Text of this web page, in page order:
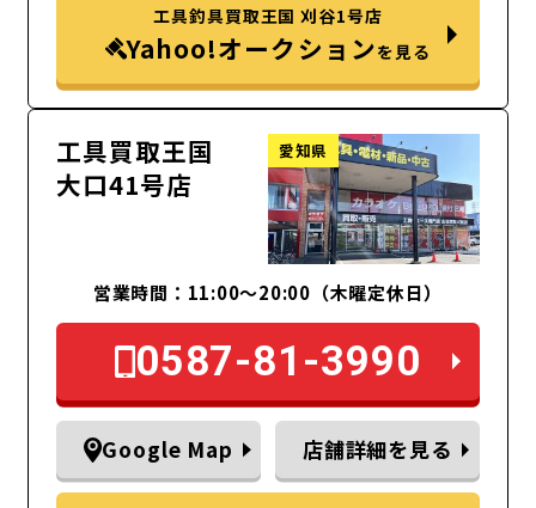
工具釣具買取王国 刈谷1号店
Yahoo!オークションを見る
工具買取王国
大口41号店
愛知県
営業時間：11:00～20:00（木曜定休日）
0587-81-3990
Google Map 店舗詳細を見る